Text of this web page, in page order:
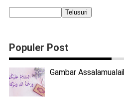
Populer Post
Gambar